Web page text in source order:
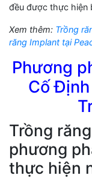
đều được thực hiện
Xem thêm: Trồng
răng Implant tại
Phương
Cố
Trồng
phương
thực hiện